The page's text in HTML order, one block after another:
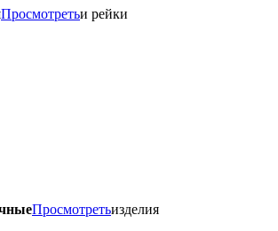
Просмотретьи рейки
Просмотретьизделия